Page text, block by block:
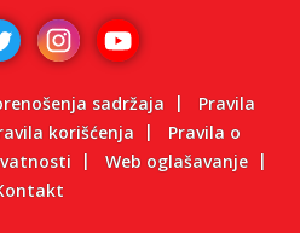
sadržaja
Pravila
korišćenja
Pravila o
Web oglašavanje